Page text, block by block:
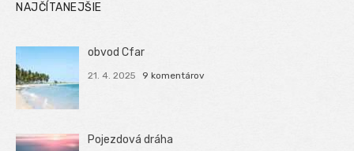
NAJČÍTANEJŠIE
obvod Cfar
21. 4. 2025 9 komentárov
Pojezdová dráha